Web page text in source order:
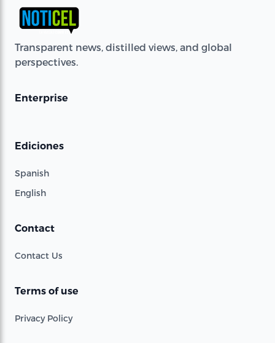
Transparent news, distilled views, and global
perspectives.
Enterprise
Ediciones
Spanish
English
Contact
Contact Us
Terms of use
Privacy Policy